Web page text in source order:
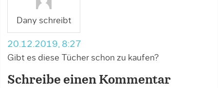
Dany schreibt
20.12.2019, 8:27
Gibt es diese Tücher schon zu kaufen?
Schreibe einen Kommentar